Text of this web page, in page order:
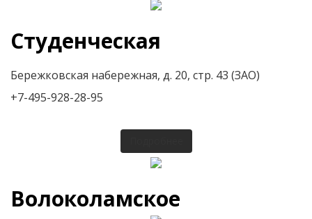
Студенческая
Бережковская набережная, д. 20, стр. 43 (ЗАО)
+7-495-928-28-95
Волоколамское